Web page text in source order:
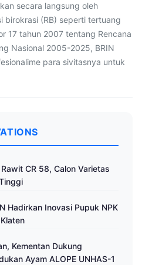
secara langsung oleh
birokrasi (RB) seperti tertuang
17 tahun 2007 tentang Rencana
Nasional 2005-2025, BRIN
para sivitasnya untuk
CR 58, Calon Varietas
Hadirkan Inovasi Pupuk NPK
Kementan Dukung
Ayam ALOPE UNHAS-1